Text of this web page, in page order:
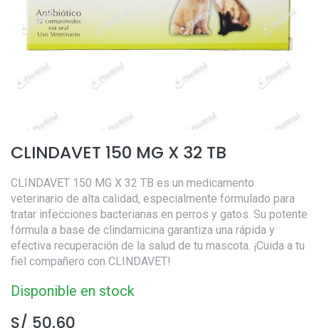
CLINDAVET 150 MG X 32 TB
CLINDAVET 150 MG X 32 TB es un medicamento
veterinario de alta calidad, especialmente formulado para
tratar infecciones bacterianas en perros y gatos. Su potente
fórmula a base de clindamicina garantiza una rápida y
efectiva recuperación de la salud de tu mascota. ¡Cuida a tu
fiel compañero con CLINDAVET!
Disponible en stock
S/ 50.60